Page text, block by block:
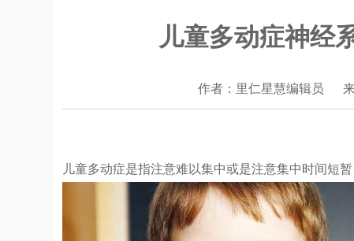
儿童多动症神经
作者：里仁星慧编辑员
儿童多动症是指注意难以集中或是注意集中时间短